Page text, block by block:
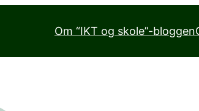
Om “IKT og skole”-bloggen